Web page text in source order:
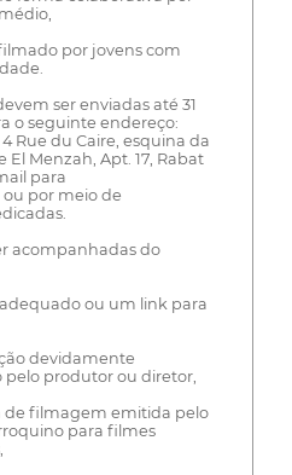
por jovens com
ser enviadas até 31
o seguinte endereço:
Rue du Caire, esquina da
El Menzah, Apt. 17, Rabat
para
por meio de
acompanhadas do
ou um link para
devidamente
pelo produtor ou diretor,
de filmagem emitida pelo
para filmes